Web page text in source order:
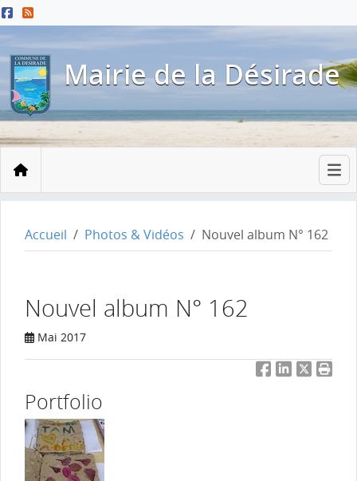
Menu principal
Contenu principal
Pied de page
Mairie de la Désirade
Accueil
Accueil Photos & Vidéos Nouvel album N° 162
Nouvel album N° 162
Mai 2017
FacebookLinkedIn
Twitter
Portfolio